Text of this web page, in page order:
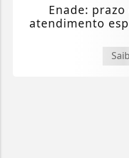
Enade:
atendimento